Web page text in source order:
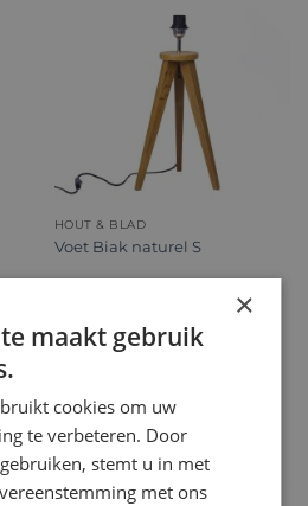
HOUT & BLAD
Voet Biak naturel S
×
maakt gebruik
cookies om uw
te verbeteren. Door
stemt u in met
met ons